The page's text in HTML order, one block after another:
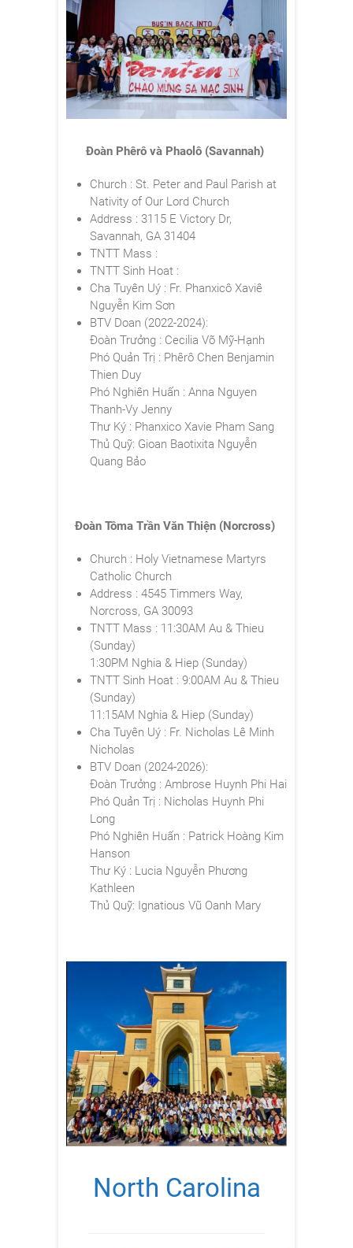
Đoàn Phêrô và Phaolô (Savannah)
Church : St. Peter and Paul Parish at
Nativity of Our Lord Church
Address : 3115 E Victory Dr,
Savannah, GA 31404
TNTT Mass :
TNTT Sinh Hoat :
Cha Tuyên Uý : Fr. Phanxicô Xaviê
Nguyễn Kim Sơn
BTV Doan (2022-2024):
Đoàn Trưởng : Cecilia Võ Mỹ-Hạnh
Phó Quản Trị : Phêrô Chen Benjamin
Thien Duy
Phó Nghiên Huấn : Anna Nguyen
Thanh-Vy Jenny
Thư Ký : Phanxico Xavie Pham Sang
Thủ Quỹ: Gioan Baotixita Nguyễn
Quang Bảo
Đoàn Tôma Trần Văn Thiện (Norcross)
Church : Holy Vietnamese Martyrs
Catholic Church
Address : 4545 Timmers Way,
Norcross, GA 30093
TNTT Mass : 11:30AM Au & Thieu
(Sunday)
1:30PM Nghia & Hiep (Sunday)
TNTT Sinh Hoat : 9:00AM Au & Thieu
(Sunday)
11:15AM Nghia & Hiep (Sunday)
Cha Tuyên Uý : Fr. Nicholas Lê Minh
Nicholas
BTV Doan (2024-2026):
Đoàn Trưởng : Ambrose Huynh Phi Hai
Phó Quản Trị : Nicholas Huynh Phi
Long
Phó Nghiên Huấn : Patrick Hoàng Kim
Hanson
Thư Ký : Lucia Nguyễn Phương
Kathleen
Thủ Quỹ: Ignatious Vũ Oanh Mary
North Carolina